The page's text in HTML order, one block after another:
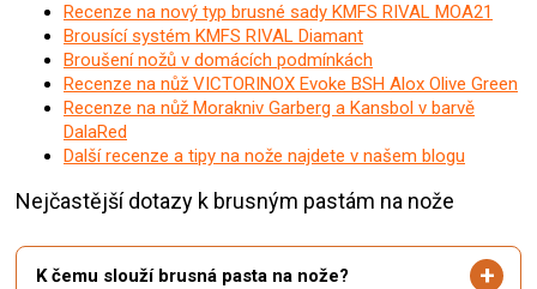
Recenze na nový typ brusné sady KMFS RIVAL MOA21
Brousící systém KMFS RIVAL Diamant
Broušení nožů v domácích podmínkách
Recenze na nůž VICTORINOX Evoke BSH Alox Olive Green
Recenze na nůž Morakniv Garberg a Kansbol v barvě
DalaRed
Další recenze a tipy na nože najdete v našem blogu
Nejčastější dotazy k brusným pastám na nože
K čemu slouží brusná pasta na nože?